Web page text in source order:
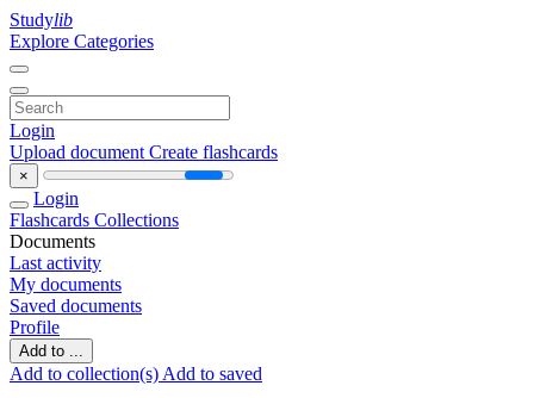
Studylib
Explore Categories
Login
Upload document Create flashcards
×
Login
Flashcards Collections
Documents
Last activity
My documents
Saved documents
Profile
Add to ...
Add to collection(s) Add to saved